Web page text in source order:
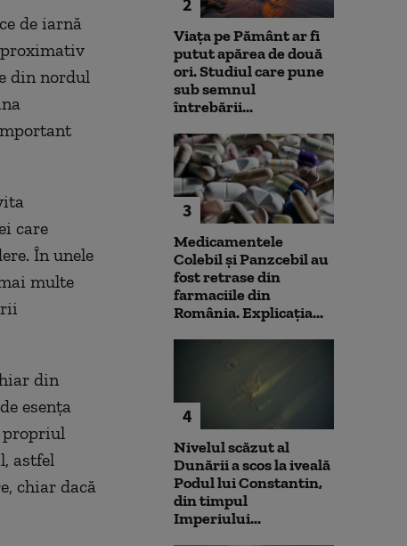
de iarnă
din nordul
care
În unele
multe
din
esența
propriul
astfel
chiar dacă
Viața pe Pământ ar fi
putut apărea de două
ori. Studiul care pune
sub semnul
întrebării...
3
Medicamentele
Colebil și Panzcebil au
fost retrase din
farmaciile din
România. Explicația...
4
Nivelul scăzut al
Dunării a scos la iveală
Podul lui Constantin,
din timpul
Imperiului...